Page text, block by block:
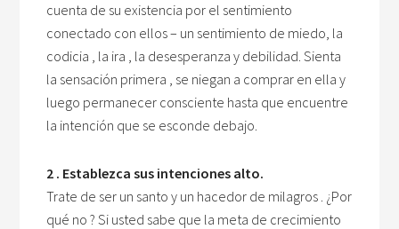
cuenta de su existencia por el sentimiento
conectado con ellos – un sentimiento de miedo, la
codicia , la ira , la desesperanza y debilidad. Sienta
la sensación primera , se niegan a comprar en ella y
luego permanecer consciente hasta que encuentre
la intención que se esconde debajo.
2 . Establezca sus intenciones alto.
Trate de ser un santo y un hacedor de milagros . ¿Por
qué no ? Si usted sabe que la meta de crecimiento